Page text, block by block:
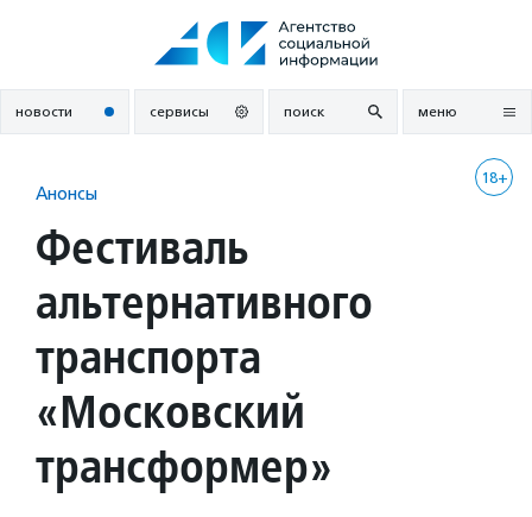
новости сервисы поиск меню
18+
Анонсы
Фестиваль
альтернативного
транспорта
«Московский
трансформер»